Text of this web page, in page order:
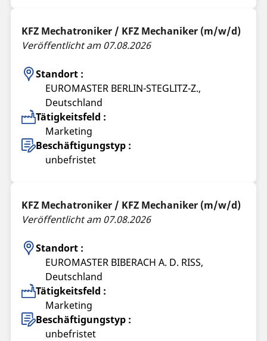
KFZ Mechatroniker / KFZ Mechaniker (m/w/d)
Veröffentlicht am 07.08.2026
Standort :
EUROMASTER BERLIN-STEGLITZ-Z.,
Deutschland
Tätigkeitsfeld :
Marketing
Beschäftigungstyp :
unbefristet
KFZ Mechatroniker / KFZ Mechaniker (m/w/d)
Veröffentlicht am 07.08.2026
Standort :
EUROMASTER BIBERACH A. D. RISS,
Deutschland
Tätigkeitsfeld :
Marketing
Beschäftigungstyp :
unbefristet